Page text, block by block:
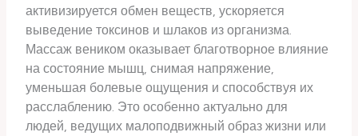
активизируется обмен веществ, ускоряется
выведение токсинов и шлаков из организма.
Массаж веником оказывает благотворное влияние
на состояние мышц, снимая напряжение,
уменьшая болевые ощущения и способствуя их
расслаблению. Это особенно актуально для
людей, ведущих малоподвижный образ жизни или